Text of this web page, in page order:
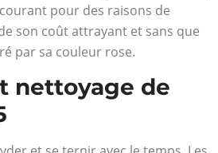
pour des raisons de
son coût attrayant et sans que
par sa couleur rose.
nettoyage de